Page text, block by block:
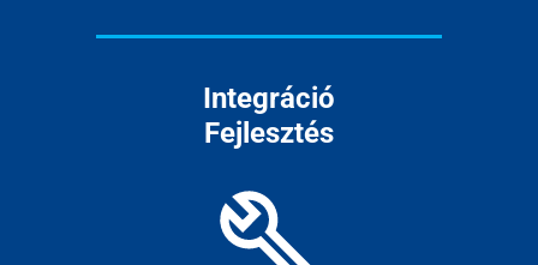
Integráció
Fejlesztés